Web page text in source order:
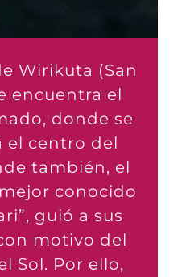
Wirikuta (San
encuentra el
donde se
el centro del
también, el
conocido
guió a sus
motivo del
Sol. Por ello,